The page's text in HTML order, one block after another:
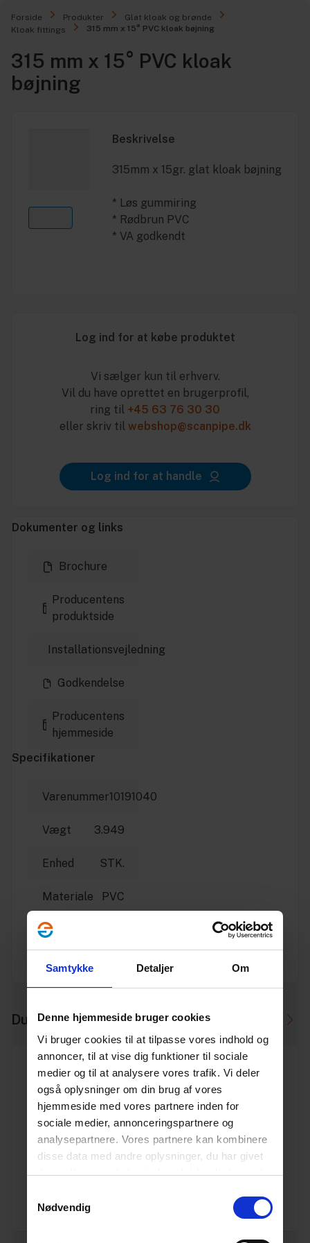
Samtykke Detaljer Om
Denne hjemmeside bruger cookies
Vi bruger cookies til at tilpasse vores indhold og
annoncer, til at vise dig funktioner til sociale
medier og til at analysere vores trafik. Vi deler
også oplysninger om din brug af vores
hjemmeside med vores partnere inden for
sociale medier, annonceringspartnere og
analysepartnere. Vores partnere kan kombinere
disse data med andre oplysninger, du har givet
dem, eller som de har indsamlet fra din brug af
Nødvendig
Forside Produkter
Glat kloak og brønde
Kloak fittings
315 mm x 15° PVC kloak bøjning
315 mm x 15° PVC kloak
bøjning
Beskrivelse
315mm x 15gr. glat kloak bøjning
* Løs gummiring
* Rødbrun PVC
* VA godkendt
Log ind for at købe produktet
Vi sælger kun til erhverv.
Vil du have oprettet en brugerprofil,
ring til +45 63 76 30 30
eller skriv til webshop@scanpipe.dk
Log ind for at handle
Dokumenter og links
Brochure
Producentens
produktside
Installationsvejledning
Godkendelse
Producentens
hjemmeside
Specifikationer
Varenummer10191040
Vægt 3.949
Enhed STK.
Materiale PVC
Dimension
Producent Ostendorf
Du skal måske også bruge
315 mm PVC kloak skydemuffe
Varenr. 10191010
Pakkeinfo. STK.